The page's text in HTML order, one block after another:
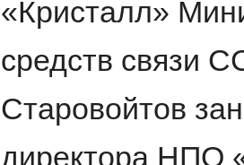
«Кристалл»
средств связи
Старовойтов
директора НПО